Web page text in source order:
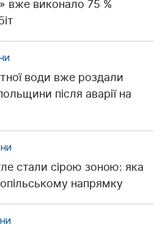
вже виконало 75 %
води вже роздали
після аварії на
стали сірою зоною: яка
напрямку